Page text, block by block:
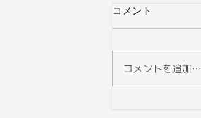
コメント
コメントを追加…